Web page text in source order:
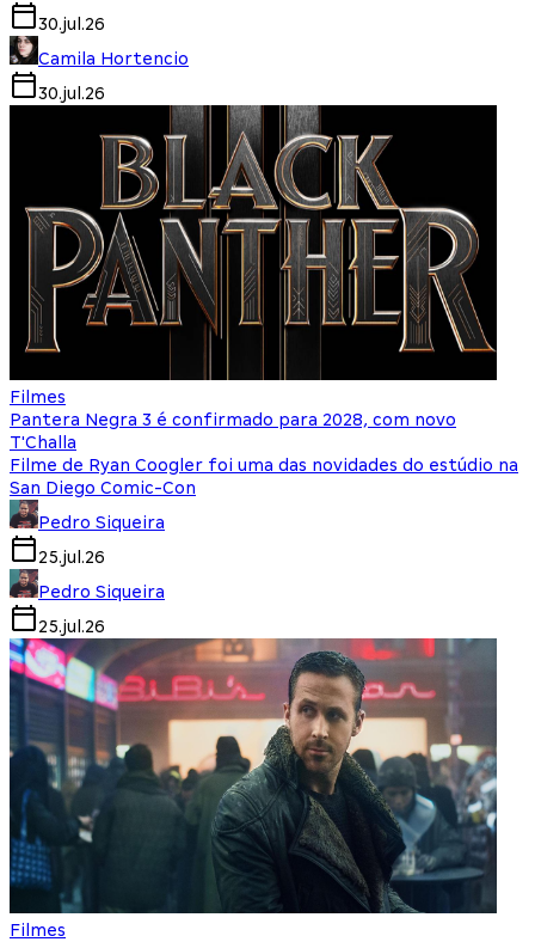
30.jul.26
Camila Hortencio
30.jul.26
Filmes
Pantera Negra 3 é confirmado para 2028, com novo
T'Challa
Filme de Ryan Coogler foi uma das novidades do estúdio na
San Diego Comic-Con
Pedro Siqueira
25.jul.26
Pedro Siqueira
25.jul.26
Filmes